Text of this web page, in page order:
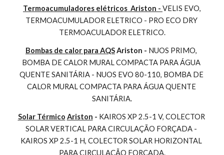
Termoacumuladores elétricos  Ariston - VELIS EVO,
TERMOACUMULADOR ELETRICO - PRO ECO DRY
TERMOACULADOR ELETRICO.
Bombas de calor para AQS Ariston - NUOS PRIMO,
BOMBA DE CALOR MURAL COMPACTA PARA ÁGUA
QUENTE SANITÁRIA - NUOS EVO 80-110, BOMBA DE
CALOR MURAL COMPACTA PARA ÁGUA QUENTE
SANITÁRIA.
Solar Térmico Ariston - KAIROS XP 2.5-1 V, COLECTOR
SOLAR VERTICAL PARA CIRCULAÇÃO FORÇADA -
KAIROS XP 2.5-1 H, COLECTOR SOLAR HORIZONTAL
PARA CIRCULAÇÃO FORÇADA.